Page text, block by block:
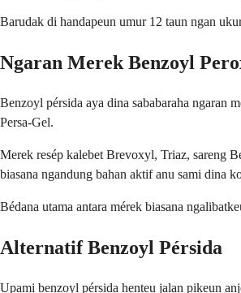
Barudak di handapeun umur 12 taun ngan
Ngaran Merek Benzoyl
Benzoyl pérsida aya dina sababaraha ngaran
Persa-Gel.
Merek resép kalebet Brevoxyl, Triaz, sareng
biasana ngandung bahan aktif anu sami dina
Bédana utama antara mérek biasana
Alternatif Benzoyl Pérsida
Upami benzoyl pérsida henteu jalan pikeun